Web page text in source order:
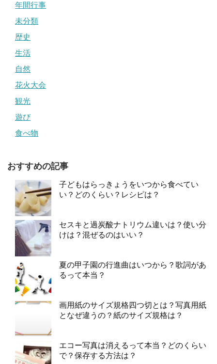
年間行事
未分類
歴史
生活
自然
花火大会
観光
遊び
食べ物
おすすめの記事
子どもはらっきょうをいつから食べてい
い？どのくらい？レシピは？
セスキと過炭酸ナトリウム違いは？使い分
けは？混ぜるのはいい？
夏の甲子園の行進曲はいつから？歌詞があ
るって本当？
画用紙のサイズ規格四つ切とは？写真用紙
となぜ違うの？紙のサイズ規格は？
エコー写真は消えるって本当？どのくらい
で？保存する方法は？